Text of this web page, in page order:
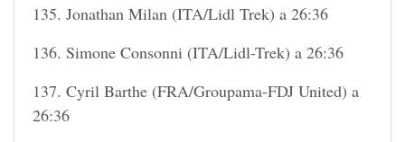
135. Jonathan Milan (ITA/Lidl Trek) a 26:36
136. Simone Consonni (ITA/Lidl-Trek) a 26:36
137. Cyril Barthe (FRA/Groupama-FDJ United) a
26:36